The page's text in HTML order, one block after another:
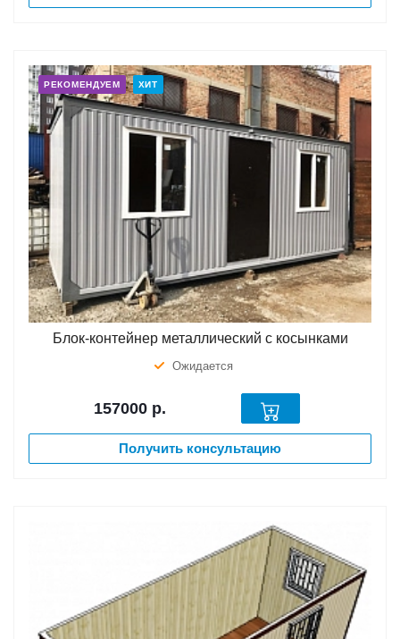
РЕКОМЕНДУЕМ ХИТ
Блок-контейнер металлический с косынками
Ожидается
157000 р.
Получить консультацию